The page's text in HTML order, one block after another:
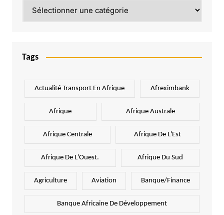
Tags
Actualité Transport En Afrique Afreximbank
Afrique Afrique Australe
Afrique Centrale Afrique De L'Est
Afrique De L'Ouest. Afrique Du Sud
Agriculture Aviation Banque/Finance
Banque Africaine De Développement